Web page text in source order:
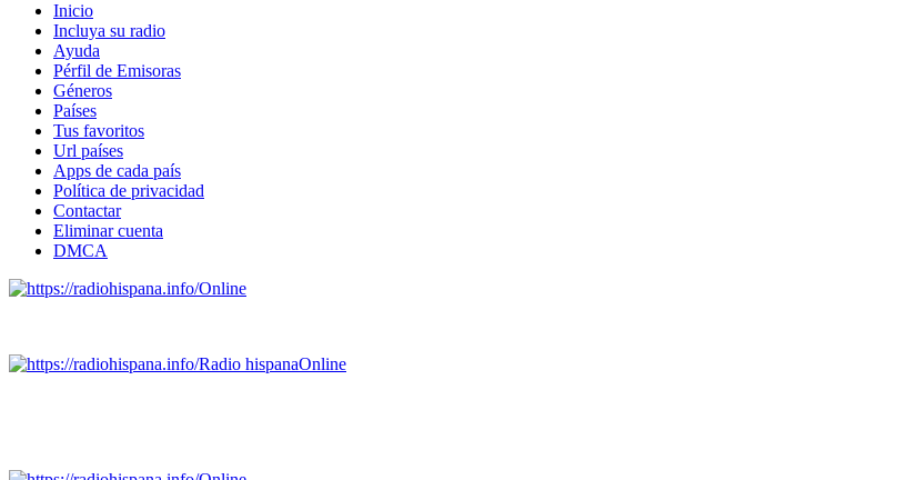
Inicio
Incluya su radio
Ayuda
Pérfil de Emisoras
Géneros
Países
Tus favoritos
Url países
Apps de cada país
Política de privacidad
Contactar
Eliminar cuenta
DMCA
Online
Radio hispanaOnline